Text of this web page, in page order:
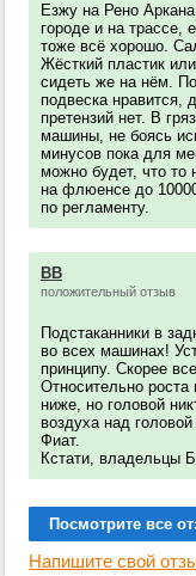
Езжу на Рено
городе и на
тоже всё хорошо.
Жёсткий пластик
сидеть же на нём.
подвеска нравится,
претензий нет. В
машины, не боясь
минусов пока для
можно будет, что то
на флюенсе до
по регламенту.
ВВ
положительный отзыв
Подстаканники в
во всех машинах!
принципу. Скорее
Относительно
ниже, но головой
воздуха над
Фиат.
Кстати, владельцы
Посмотрите все
Напишите свой